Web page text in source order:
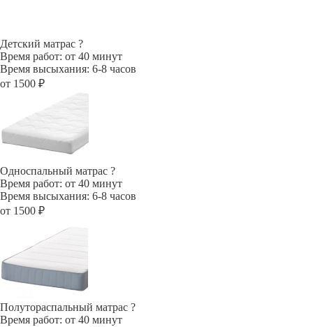
Детский матрас ?
Время работ: от 40 минут
Время высыхания: 6-8 часов
от 1500 ₽
Односпальный матрас ?
Время работ: от 40 минут
Время высыхания: 6-8 часов
от 1500 ₽
Полутораспальный матрас ?
Время работ: от 40 минут